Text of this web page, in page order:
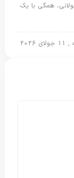
همگی با یک
2026